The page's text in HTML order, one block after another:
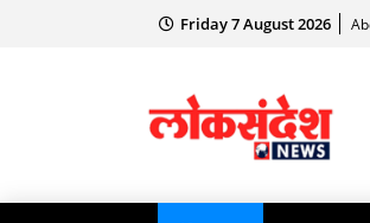
Friday 7 August 2026